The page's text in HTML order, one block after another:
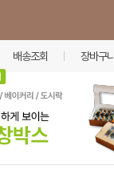
배송조회 장바구니